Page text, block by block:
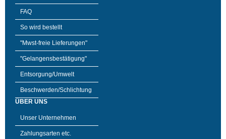
FAQ
So wird bestellt
"Mwst-freie Lieferungen"
"Gelangensbestätigung"
Entsorgung/Umwelt
Beschwerden/Schlichtung
ÜBER UNS
Unser Unternehmen
Zahlungsarten etc.